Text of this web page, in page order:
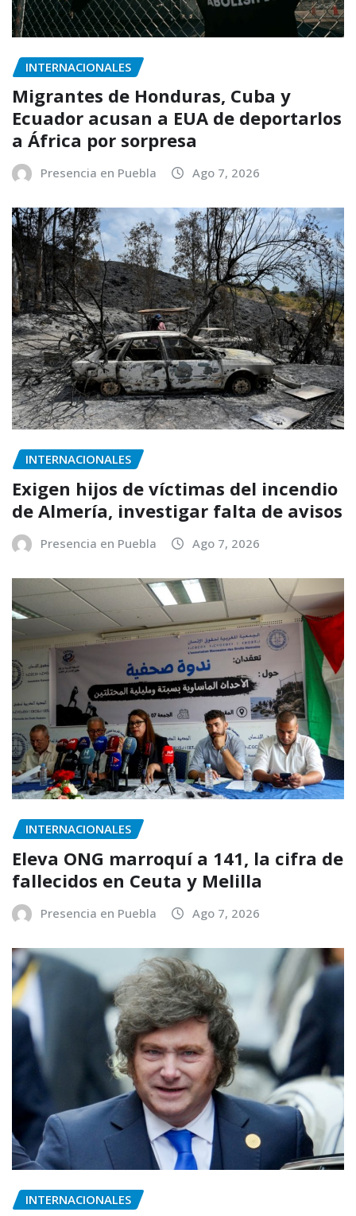
INTERNACIONALES
Migrantes de Honduras, Cuba y
Ecuador acusan a EUA de deportarlos
a África por sorpresa
Presencia en Puebla Ago 7, 2026
INTERNACIONALES
Exigen hijos de víctimas del incendio
de Almería, investigar falta de avisos
Presencia en Puebla Ago 7, 2026
INTERNACIONALES
Eleva ONG marroquí a 141, la cifra de
fallecidos en Ceuta y Melilla
Presencia en Puebla Ago 7, 2026
INTERNACIONALES